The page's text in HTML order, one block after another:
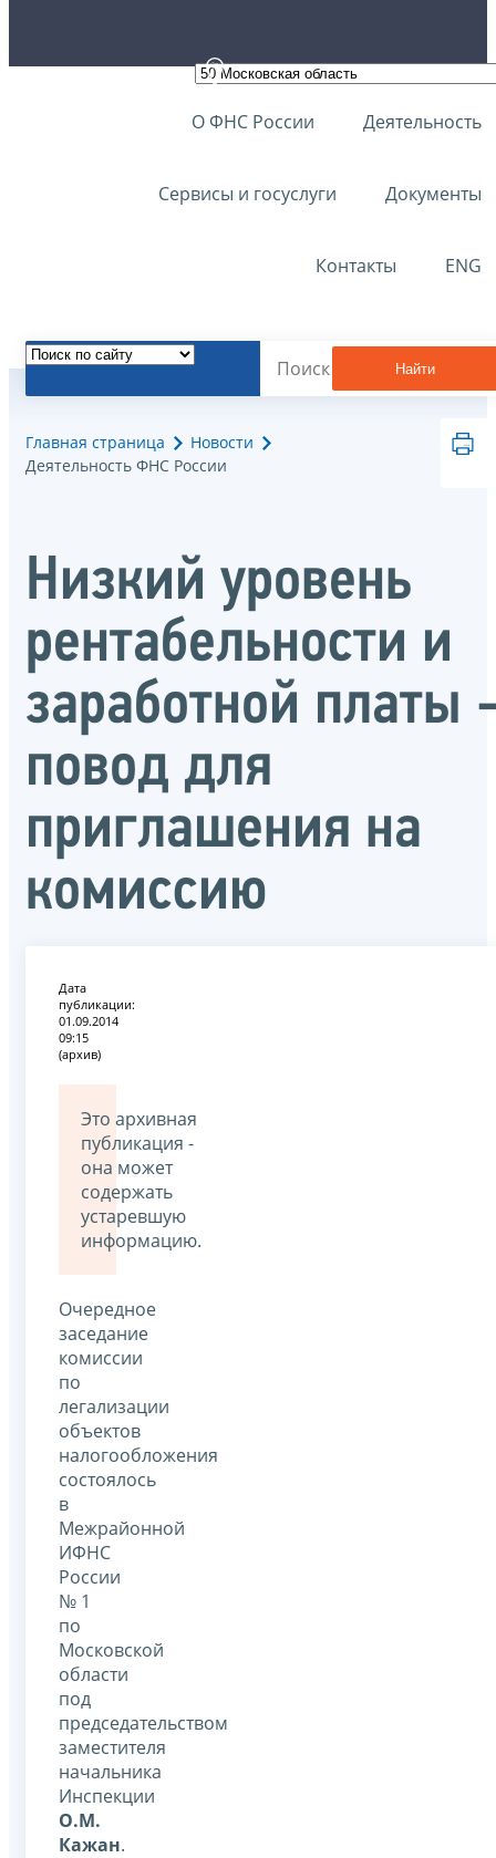
О ФНС России Деятельность
Сервисы и госуслуги Документы
Контакты ENG
Найти
Главная страница
Новости
Деятельность ФНС России
Низкий уровень
рентабельности и
заработной платы
повод для
приглашения на
комиссию
Дата
публикации:
01.09.2014
09:15
(архив)
Это архивная
публикация -
она может
содержать
устаревшую
информацию.
Очередное
заседание
комиссии
по
легализации
объектов
налогообложения
состоялось
в
Межрайонной
ИФНС
России
№ 1
по
Московской
области
под
председательством
заместителя
начальника
Инспекции
О.М.
Кажан.